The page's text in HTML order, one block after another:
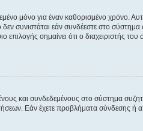
μόνο για έναν καθορισμένο χρόνο.
συνιστάται εάν συνδέεστε στο
σημαίνει ότι ο διαχειριστής
και συνδεδεμένους στο σύστημα
Εάν έχετε προβλήματα σύνδεσης